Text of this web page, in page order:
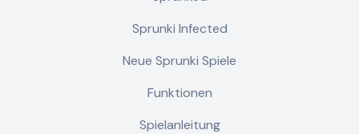
Sprunki Infected
Neue Sprunki Spiele
Funktionen
Spielanleitung